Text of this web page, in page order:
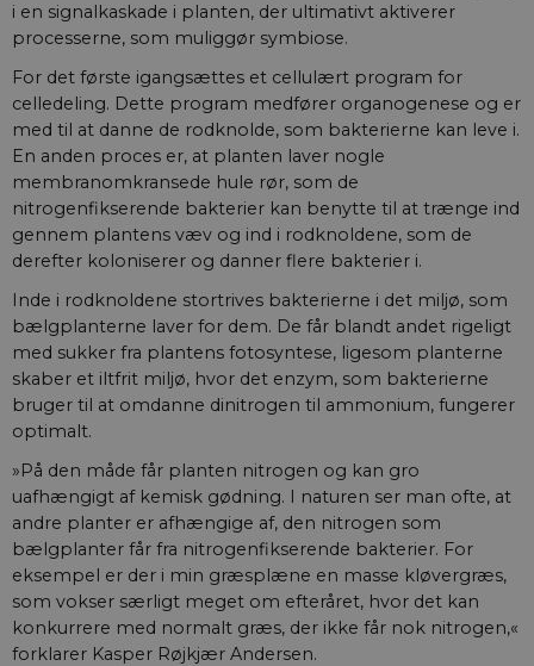
i en signalkaskade i planten, der ultimativt aktiverer
processerne, som muliggør symbiose.
For det første igangsættes et cellulært program for
celledeling. Dette program medfører organogenese og er
med til at danne de rodknolde, som bakterierne kan leve i.
En anden proces er, at planten laver nogle
membranomkransede hule rør, som de
nitrogenfikserende bakterier kan benytte til at trænge ind
gennem plantens væv og ind i rodknoldene, som de
derefter koloniserer og danner flere bakterier i.
Inde i rodknoldene stortrives bakterierne i det miljø, som
bælgplanterne laver for dem. De får blandt andet rigeligt
med sukker fra plantens fotosyntese, ligesom planterne
skaber et iltfrit miljø, hvor det enzym, som bakterierne
bruger til at omdanne dinitrogen til ammonium, fungerer
optimalt.
»På den måde får planten nitrogen og kan gro
uafhængigt af kemisk gødning. I naturen ser man ofte, at
andre planter er afhængige af, den nitrogen som
bælgplanter får fra nitrogenfikserende bakterier. For
eksempel er der i min græsplæne en masse kløvergræs,
som vokser særligt meget om efteråret, hvor det kan
konkurrere med normalt græs, der ikke får nok nitrogen,«
forklarer Kasper Røjkjær Andersen.